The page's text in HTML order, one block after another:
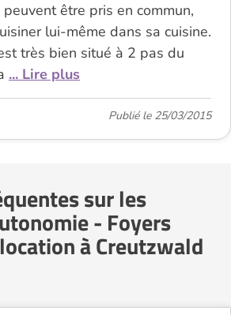
être pris en commun,
lui-même dans sa cuisine.
très bien situé à 2 pas du
... Lire plus
Publié le 25/03/2015
sur les
- Foyers
à Creutzwald